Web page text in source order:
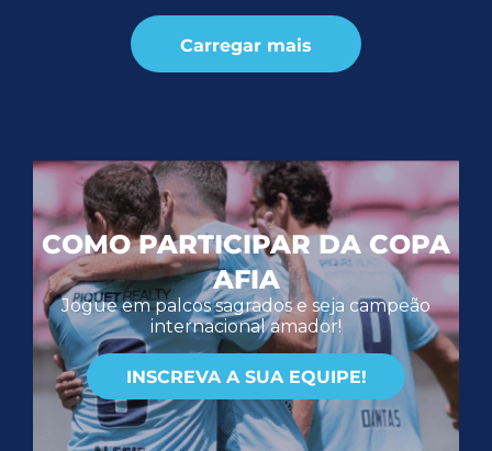
Carregar mais
COMO PARTICIPAR DA COPA
AFIA
Jogue em palcos sagrados e seja campeão
internacional amador!
INSCREVA A SUA EQUIPE!